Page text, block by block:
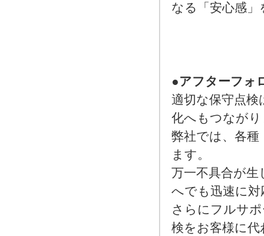
なる「安心感
●アフターフ
適切な保守点検
化へもつなが
弊社では、各
ます。
万一不具合が
へでも迅速に
さらにフルサ
検をお客様に